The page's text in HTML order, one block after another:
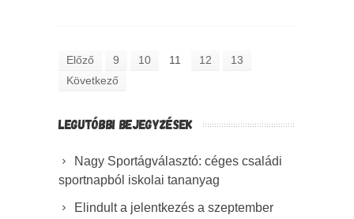
Előző 9 10 11 12
13
Következő
LEGUTÓBBI BEJEGYZÉSEK
Nagy Sportágválasztó: céges családi
sportnapból iskolai tananyag
Elindult a jelentkezés a szeptember